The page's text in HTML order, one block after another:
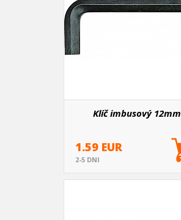
Klíč imbusový 12mm
1.59 EUR
2-5 DNI